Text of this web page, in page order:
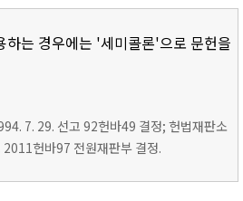
하는 경우에는 '세미콜론'으로 문헌을
7. 29. 선고 92헌바49 결정; 헌법재판소
헌바97 전원재판부 결정.